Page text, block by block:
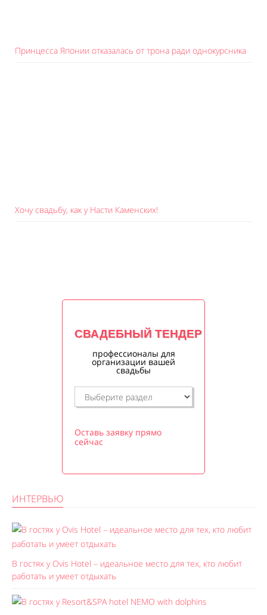
Принцесса Японии отказалась от трона ради однокурсника
Хочу свадьбу, как у Насти Каменских!
СВАДЕБНЫЙ ТЕНДЕР
профессионалы для
организации вашей
свадьбы
Оставь заявку прямо
сейчас
ИНТЕРВЬЮ
В гостях у Ovis Hotel – идеальное место для тех, кто любит
работать и умеет отдыхать